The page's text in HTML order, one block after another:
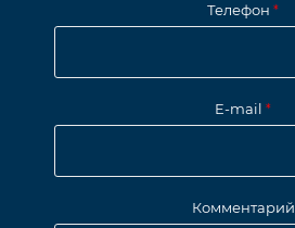
Телефон *
E-mail *
Комментарий